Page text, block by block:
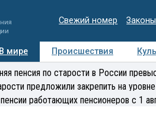
Свежий номер Законы
В мире Происшествия
Медиацентр Интервью
пенсия по старости в России
предложили закрепить на
работающих пенсионеров с 1